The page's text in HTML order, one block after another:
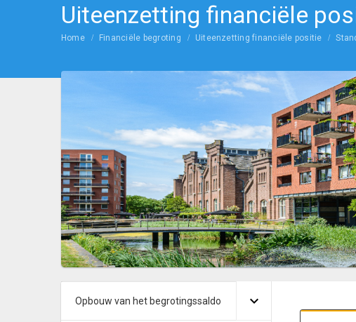
Uiteenzetting financiële
Home Financiële begroting Uiteenzetting financiële positie
Opbouw van het begrotingssaldo